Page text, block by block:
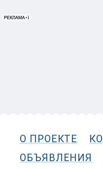
О ПРОЕКТЕ
ОБЪЯВЛЕНИЯ